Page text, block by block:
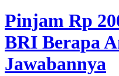
Pinjam Rp
BRI Berapa
Jawabannya